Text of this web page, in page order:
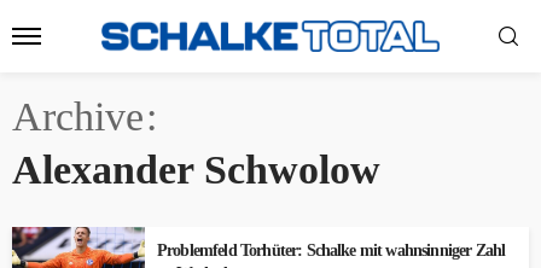
Archive
Alexander Schwolow
Problemfeld Torhüter: Schalke mit wahnsinniger Zahl